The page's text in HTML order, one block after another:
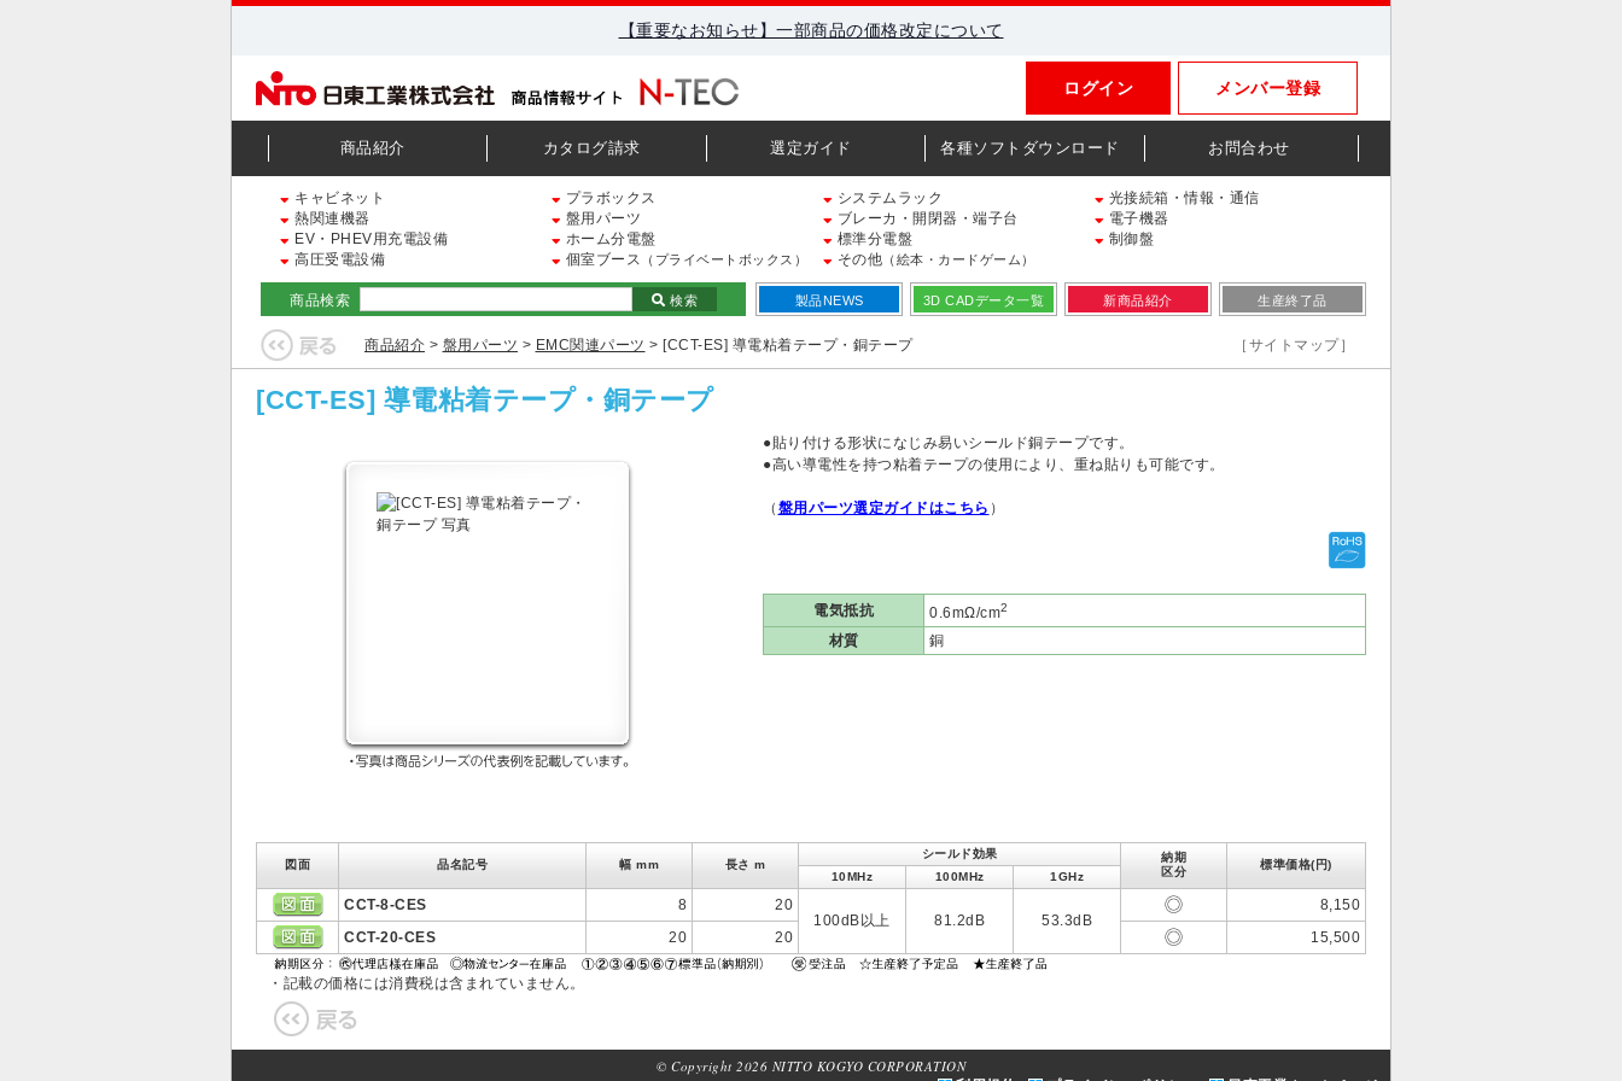
【重要なお知らせ】一部商品の価格改定について
メンバー登録
ログイン
商品紹介 カタログ請求 選定ガイド 各種ソフトダウンロード お問合わせ
キャビネット プラボックス システムラック
光接続箱・情報・通信
熱関連機器
盤用パーツ ブレーカ・開閉器・端子台
電子機器
EV・PHEV用充電設備
ホーム分電盤 標準分電盤
制御盤
高圧受電設備
個室ブース （プライベートボックス） その他 （絵本・カードゲーム）
商品検索 検索 製品NEWS 3D CADデータ一覧 新商品紹介 生産終了品
商品紹介 > 盤用パーツ > EMC関連パーツ > [CCT-ES] 導電粘着テープ・銅テープ ［サイトマップ］
[CCT-ES] 導電粘着テープ・銅テープ
●貼り付ける形状になじみ易いシールド銅テープです。
●高い導電性を持つ粘着テープの使用により、重ね貼りも可能です。
（ 盤用パーツ選定ガイドはこちら ）
電気抵抗 0.6mΩ/cm2
材質 銅
図面 品名記号 幅 mm 長さ m
シールド効果
納期
区分
標準価格(円)
10MHz
100MHz 1GHz
CCT-8-CES 8
20
100dB以上
81.2dB 53.3dB
8,150
CCT-20-CES
20 20 15,500
・記載の価格には消費税は含まれていません。
© Copyright 2026 NITTO KOGYO CORPORATION